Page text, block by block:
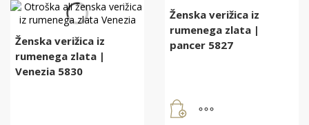
Ženska verižica iz
rumenega zlata |
Venezia 5830
Ženska verižica iz
rumenega zlata |
pancer 5827